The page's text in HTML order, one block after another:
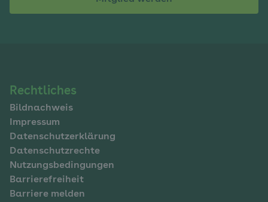
Navigation
im
Fußbereich
Rechtliches
Bildnachweis
Impressum
Datenschutzerklärung
Datenschutzrechte
Nutzungsbedingungen
Barrierefreiheit
Barriere melden